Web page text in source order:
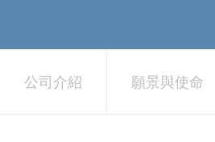
公司介紹 願景與使命